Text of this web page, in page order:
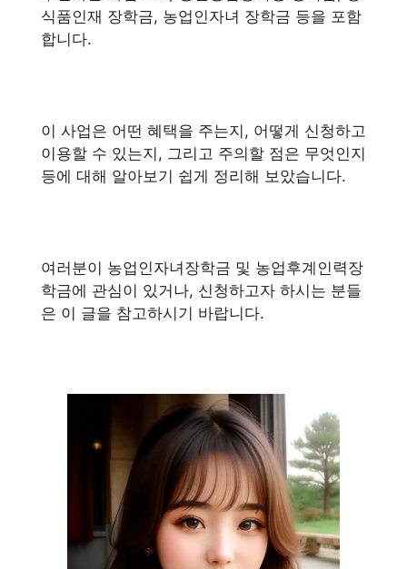
식품인재 장학금, 농업인자녀 장학금 등을 포함
합니다.
이 사업은 어떤 혜택을 주는지, 어떻게 신청하고
이용할 수 있는지, 그리고 주의할 점은 무엇인지
등에 대해 알아보기 쉽게 정리해 보았습니다.
여러분이 농업인자녀장학금 및 농업후계인력장
학금에 관심이 있거나, 신청하고자 하시는 분들
은 이 글을 참고하시기 바랍니다.